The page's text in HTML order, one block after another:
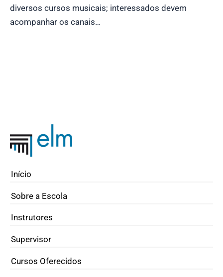
Início
Sobre a Escola
Instrutores
Supervisor
Cursos Oferecidos
diversos cursos musicais; interessados devem
acompanhar os canais…